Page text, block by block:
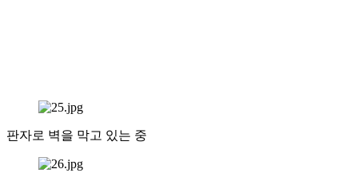
판자로 벽을 막고 있는 중